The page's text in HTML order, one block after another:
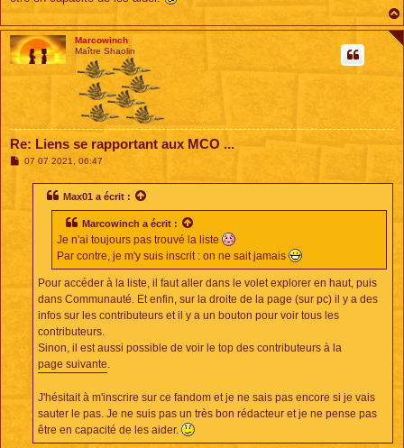
Marcowinch
Maître Shaolin
Re: Liens se rapportant aux MCO ...
M07 07 2021, 06:47
Max01 a écrit :
Marcowinch a écrit :
Je n'ai toujours pas trouvé la liste
Par contre, je m'y suis inscrit : on ne sait jamais
Pour accéder à la liste, il faut aller dans le volet explorer en haut, puis
dans Communauté. Et enfin, sur la droite de la page (sur pc) il y a des
infos sur les contributeurs et il y a un bouton pour voir tous les
contributeurs.
Sinon, il est aussi possible de voir le top des contributeurs à la
page suivante.
J'hésitait à m'inscrire sur ce fandom et je ne sais pas encore si je vais
sauter le pas. Je ne suis pas un très bon rédacteur et je ne pense pas
être en capacité de les aider.